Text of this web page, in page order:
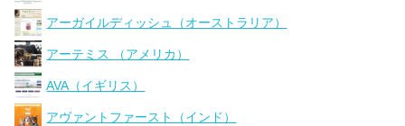
アーガイルディッシュ（オーストラリア）
アーテミス （アメリカ）
AVA（イギリス）
アヴァントファースト（インド）